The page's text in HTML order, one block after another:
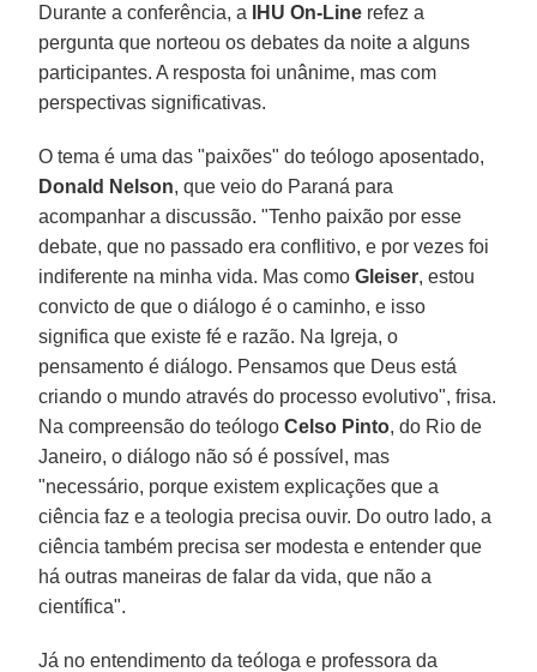
Durante a conferência, a IHU On-Line refez a
pergunta que norteou os debates da noite a alguns
participantes. A resposta foi unânime, mas com
perspectivas significativas.
O tema é uma das "paixões" do teólogo aposentado,
Donald Nelson, que veio do Paraná para
acompanhar a discussão. "Tenho paixão por esse
debate, que no passado era conflitivo, e por vezes foi
indiferente na minha vida. Mas comoGleiser, estou
convicto de que o diálogo é o caminho, e isso
significa que existe fé e razão. Na Igreja, o
pensamento é diálogo. Pensamos que Deus está
criando o mundo através do processo evolutivo", frisa.
Na compreensão do teólogoCelso Pinto, do Rio de
Janeiro, o diálogo não só é possível, mas
"necessário, porque existem explicações que a
ciência faz e a teologia precisa ouvir. Do outro lado, a
ciência também precisa ser modesta e entender que
há outras maneiras de falar da vida, que não a
científica".
Já no entendimento da teóloga e professora da